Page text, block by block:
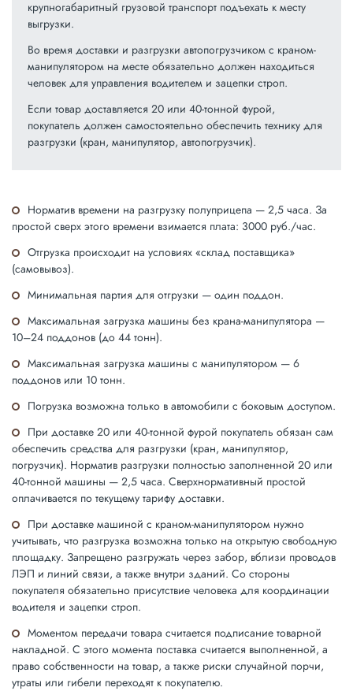
крупногабаритный грузовой транспорт подъехать к месту
выгрузки.
Во время доставки и разгрузки автопогрузчиком с краном-
манипулятором на месте обязательно должен находиться
человек для управления водителем и зацепки строп.
Если товар доставляется 20 или 40-тонной фурой,
покупатель должен самостоятельно обеспечить технику для
разгрузки (кран, манипулятор, автопогрузчик).
Норматив времени на разгрузку полуприцепа — 2,5 часа. За
простой сверх этого времени взимается плата: 3000 руб./час.
Отгрузка происходит на условиях «склад поставщика»
(самовывоз).
Минимальная партия для отгрузки — один поддон.
Максимальная загрузка машины без крана-манипулятора —
10–24 поддонов (до 44 тонн).
Максимальная загрузка машины с манипулятором — 6
поддонов или 10 тонн.
Погрузка возможна только в автомобили с боковым доступом.
При доставке 20 или 40-тонной фурой покупатель обязан сам
обеспечить средства для разгрузки (кран, манипулятор,
погрузчик). Норматив разгрузки полностью заполненной 20 или
40-тонной машины — 2,5 часа. Сверхнормативный простой
оплачивается по текущему тарифу доставки.
При доставке машиной с краном-манипулятором нужно
учитывать, что разгрузка возможна только на открытую свободную
площадку. Запрещено разгружать через забор, вблизи проводов
ЛЭП и линий связи, а также внутри зданий. Со стороны
покупателя обязательно присутствие человека для координации
водителя и зацепки строп.
Моментом передачи товара считается подписание товарной
накладной. С этого момента поставка считается выполненной, а
право собственности на товар, а также риски случайной порчи,
утраты или гибели переходят к покупателю.